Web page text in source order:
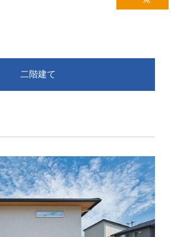
二階建て